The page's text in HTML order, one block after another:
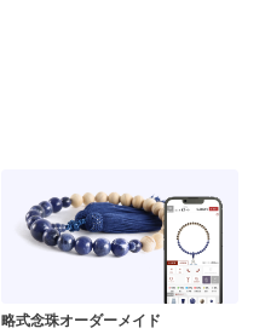
略式念珠オーダーメイド